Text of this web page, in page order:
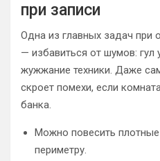
при записи
Одна из главных задач при
— избавиться от шумов: гул
жужжание техники. Даже
скроет помехи, если
банка.
Можно повесить
периметру.